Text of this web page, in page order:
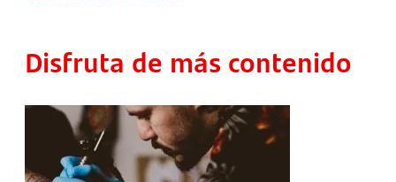
Disfruta de más contenido